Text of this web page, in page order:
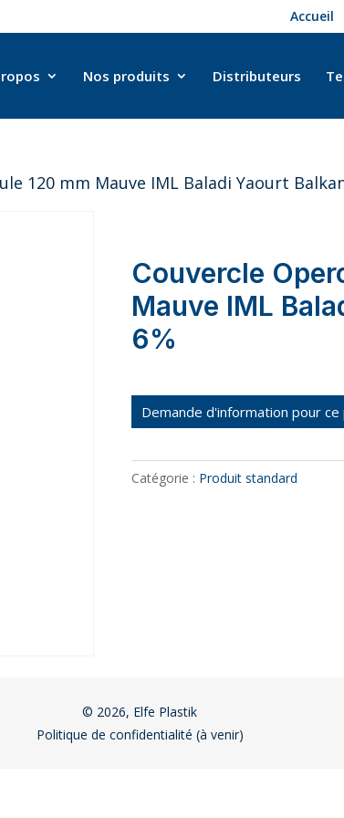
Accueil
Nos produits Distributeurs
120 mm Mauve IML Baladi Yaourt
Couvercle
Mauve IML
6%
Demande d'information pour
Catégorie : Produit standard
© 2026, Elfe Plastik
Politique de confidentialité (à venir)